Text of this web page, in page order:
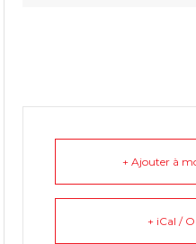
+ Ajouter à
+ iCal /